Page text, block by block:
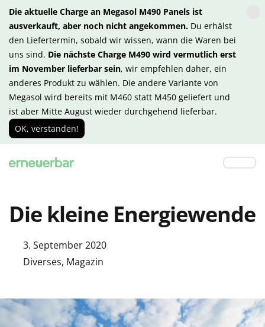
Die aktuelle Charge an Megasol M490 Panels ist
ausverkauft, aber noch nicht angekommen. Du erhälst
den Liefertermin, sobald wir wissen, wann die Waren bei
uns sind. Die nächste Charge M490 wird vermutlich erst
im November lieferbar sein, wir empfehlen daher, ein
anderes Produkt zu wählen. Die andere Variante von
Megasol wird bereits mit M460 statt M450 geliefert und
ist aber Mitte August wieder durchgehend lieferbar.
OK, verstanden!
Die kleine Energiewende
3. September 2020
Diverses, Magazin